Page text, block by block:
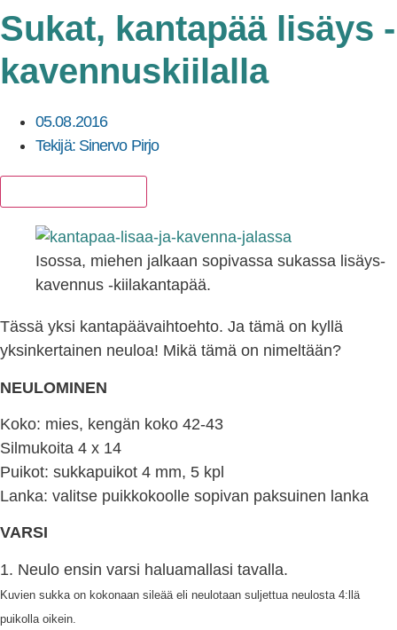
Sukat, kantapää lisäys -
kavennuskiilalla
05.08.2016
Tekijä:Sinervo Pirjo
Isossa, miehen jalkaan sopivassa sukassa lisäys-
kavennus -kiilakantapää.
Tässä yksi kantapäävaihtoehto. Ja tämä on kyllä
yksinkertainen neuloa! Mikä tämä on nimeltään?
NEULOMINEN
Koko: mies, kengän koko 42-43
Silmukoita 4 x 14
Puikot: sukkapuikot 4 mm, 5 kpl
Lanka: valitse puikkokoolle sopivan paksuinen lanka
VARSI
1. Neulo ensin varsi haluamallasi tavalla.
Kuvien sukka on kokonaan sileää eli neulotaan suljettua neulosta 4:llä
puikolla oikein.